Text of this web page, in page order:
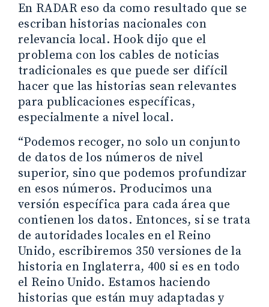
En RADAR eso da como resultado que se
escriban historias nacionales con
relevancia local. Hook dijo que el
problema con los cables de noticias
tradicionales es que puede ser difícil
hacer que las historias sean relevantes
para publicaciones específicas,
especialmente a nivel local.
“Podemos recoger, no solo un conjunto
de datos de los números de nivel
superior, sino que podemos profundizar
en esos números. Producimos una
versión específica para cada área que
contienen los datos. Entonces, si se trata
de autoridades locales en el Reino
Unido, escribiremos 350 versiones de la
historia en Inglaterra, 400 si es en todo
el Reino Unido. Estamos haciendo
historias que están muy adaptadas y